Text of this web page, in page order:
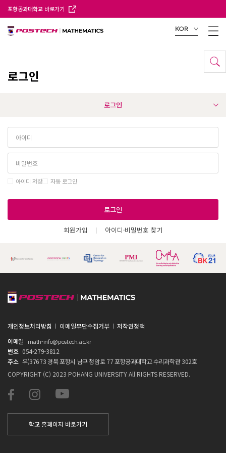
포항공과대학교 바로가기
KOR
로그인
로그인
아이디 저장 자동 로그인
로그인
회원가입 아이디·비밀번호 찾기
개인정보처리방침 이메일무단수집거부
저작권정책
이메일
math-info@postech.ac.kr
번호 054-279-3812
주소 우)37673 경북 포항시 남구 청암로 77 포항공과대학교 수리과학관 302호
COPYRIGHT (C) 2023 POHANG UNIVERSITY All RIGHTS RESERVED.
학교 홈페이지 바로가기